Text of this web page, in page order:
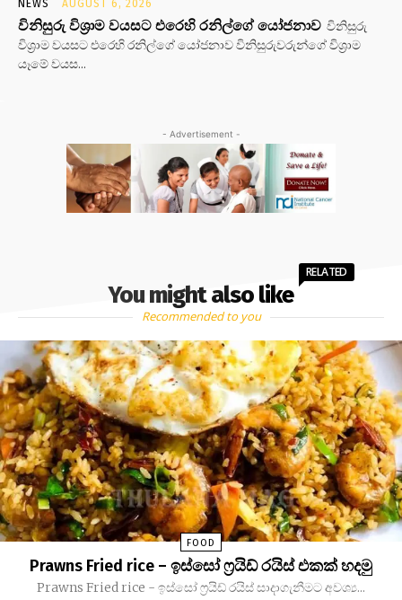
NEWS AUGUST 6, 2026
විනිසුරු විශ්‍රාම වයසට එරෙහි රනිල්ගේ යෝජනාව විනිසුරු
විශ්‍රාම වයසට එරෙහි රනිල්ගේ යෝජනාව විනිසුරුවරුන්ගේ විශ්‍රාම
යෑමේ වයස...
- Advertisement -
You might also like
RELATED
Recommended to you
FOOD
Prawns Fried rice – ඉස්සෝ ෆ්‍රයිඩ් රයිස් එකක් හදමු
Prawns Fried rice - ඉස්සෝ ෆ්‍රයිඩ් රයිස් සාදාගැනීමට අවශ්‍ය...